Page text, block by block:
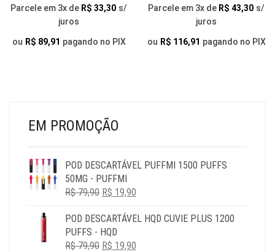
OPÇÕES
SER
PREÇO
ORIGINAL
ERA:
PREÇO
É:
Parcele em 3x de R$ 33,30 s/
juros
ou R$ 89,91 pagando no PIX
AS
PREÇO
ORIGINAL
ERA:
É:
Parcele em 3x de R$ 43,30 s/
juros
ou R$ 116,91 pagando no PIX
EM PROMOÇÃO
POD DESCARTÁVEL PUFFMI 1500 PUFFS
50MG - PUFFMI
R$79,90 O
ORIGINAL
ERA:
R$ 79,90.
R$ 19,90
ATUAL
POD DESCARTÁVEL HQD CUVIE PLUS 1200
PUFFS - HQD
R$79,90 O
R$ 19,90